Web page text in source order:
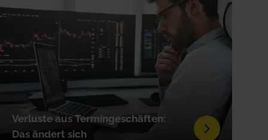
Verluste aus Termingeschäften:
Das ändert sich